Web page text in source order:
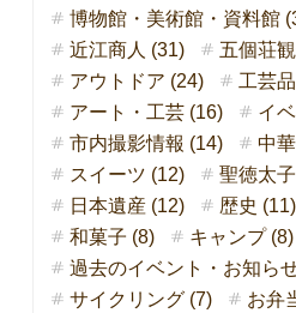
博物館・美術館・資料館
近江商人 (31)
五個荘
アウトドア (24)
工芸
アート・工芸 (16)
イ
市内撮影情報 (14)
中
スイーツ (12)
聖徳太
日本遺産 (12)
歴史 (11)
和菓子 (8)
キャンプ (8)
過去のイベント・お知ら
サイクリング (7)
お弁